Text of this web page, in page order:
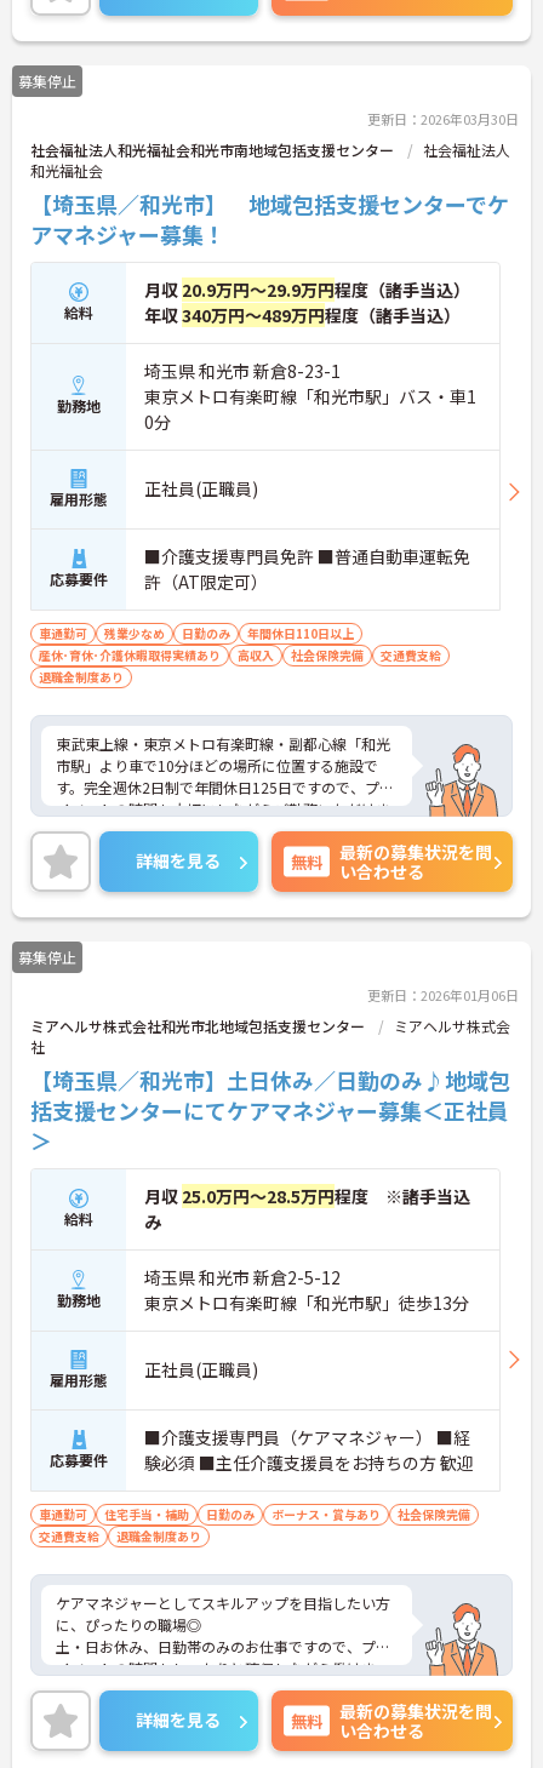
募集停止
更新日：2026年03月30日
社会福祉法人和光福祉会和光市南地域包括支援センター
社会福祉法人
和光福祉会
【埼玉県／和光市】 地域包括支援センターでケ
アマネジャー募集！
給料
月収 20.9万円～29.9万円程度（諸手当込）
年収340万円～489万円程度（諸手当込）
勤務地
埼玉県 和光市 新倉8-23-1
東京メトロ有楽町線「和光市駅」バス・車1
0分
雇用形態 正社員(正職員)
応募要件
■介護支援専門員免許 ■普通自動車運転免
許（AT限定可）
車通勤可 残業少なめ 日勤のみ
年間休日110日以上
産休･育休･介護休暇取得実績あり
高収入 社会保険完備
交通費支給
退職金制度あり
東武東上線・東京メトロ有楽町線・副都心線「和光
市駅」より車で10分ほどの場所に位置する施設で
す。完全週休2日制で年間休日125日ですので、プラ
イベートの時間も大切にしながらご勤務いただけま
す。
ご興味のある方には詳細をお話しますので、お気軽
にお問い合わせください。
詳細を見る 無料
最新の募集状況を問
い合わせる
募集停止
更新日：2026年01月06日
ミアヘルサ株式会社和光市北地域包括支援センター
ミアヘルサ株式会
社
【埼玉県／和光市】土日休み／日勤のみ♪地域包
括支援センターにてケアマネジャー募集＜正社員
＞
給料
月収 25.0万円～28.5万円程度 ※諸手当込
み
勤務地
埼玉県 和光市 新倉2-5-12
東京メトロ有楽町線「和光市駅」徒歩13分
雇用形態 正社員(正職員)
応募要件
■介護支援専門員（ケアマネジャー） ■経
験必須 ■主任介護支援員をお持ちの方 歓迎
車通勤可 住宅手当・補助 日勤のみ ボーナス・賞与あり
社会保険完備
交通費支給
退職金制度あり
ケアマネジャーとしてスキルアップを目指したい方
に、ぴったりの職場◎
土・日お休み、日勤帯のみのお仕事ですので、プラ
イベートの時間もしっかりと確保しながら働けま
す。
ご興味のある方は面接のポイントなどもお伝えいた
します。ぜひマイナビ介護職にお問い合わせくださ
いませ！
詳細を見る 無料
最新の募集状況を問
い合わせる